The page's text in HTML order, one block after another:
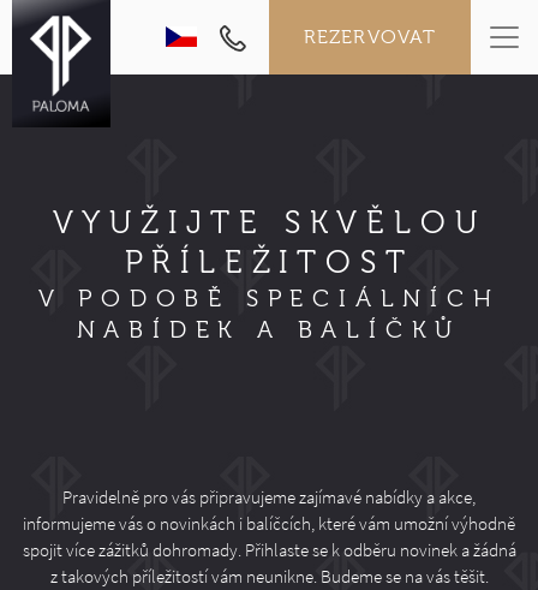
REZERVOVAT
VYUŽIJTE SKVĚLOU
PŘÍLEŽITOST
V PODOBĚ SPECIÁLNÍCH
NABÍDEK A BALÍČKŮ
Pravidelně pro vás připravujeme zajímavé nabídky a akce,
informujeme vás o novinkách i balíčcích, které vám umožní výhodně
spojit více zážitků dohromady. Přihlaste se k odběru novinek a žádná
z takových příležitostí vám neunikne. Budeme se na vás těšit.